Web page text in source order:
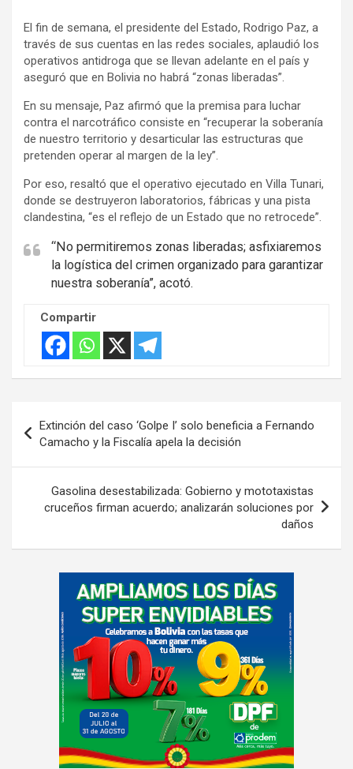
e
r
t
s
e
m
n
t
El fin de semana, el presidente del Estado, Rodrigo Paz, a
través de sus cuentas en las redes sociales, aplaudió los
operativos antidroga que se llevan adelante en el país y
aseguró que en Bolivia no habrá “zonas liberadas”.
En su mensaje, Paz afirmó que la premisa para luchar
contra el narcotráfico consiste en “recuperar la soberanía
de nuestro territorio y desarticular las estructuras que
pretenden operar al margen de la ley”.
Por eso, resaltó que el operativo ejecutado en Villa Tunari,
donde se destruyeron laboratorios, fábricas y una pista
clandestina, “es el reflejo de un Estado que no retrocede”.
“No permitiremos zonas liberadas; asfixiaremos
la logística del crimen organizado para garantizar
nuestra soberanía”, acotó.
Compartir
de
entradas
Extinción del caso ‘Golpe I’ solo beneficia a Fernando
Camacho y la Fiscalía apela la decisión
Gasolina desestabilizada: Gobierno y mototaxistas
cruceños firman acuerdo; analizarán soluciones por
daños